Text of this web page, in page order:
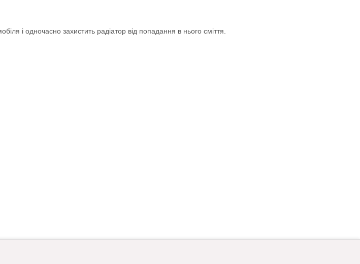
і одночасно захистить радіатор від попадання в нього сміття.